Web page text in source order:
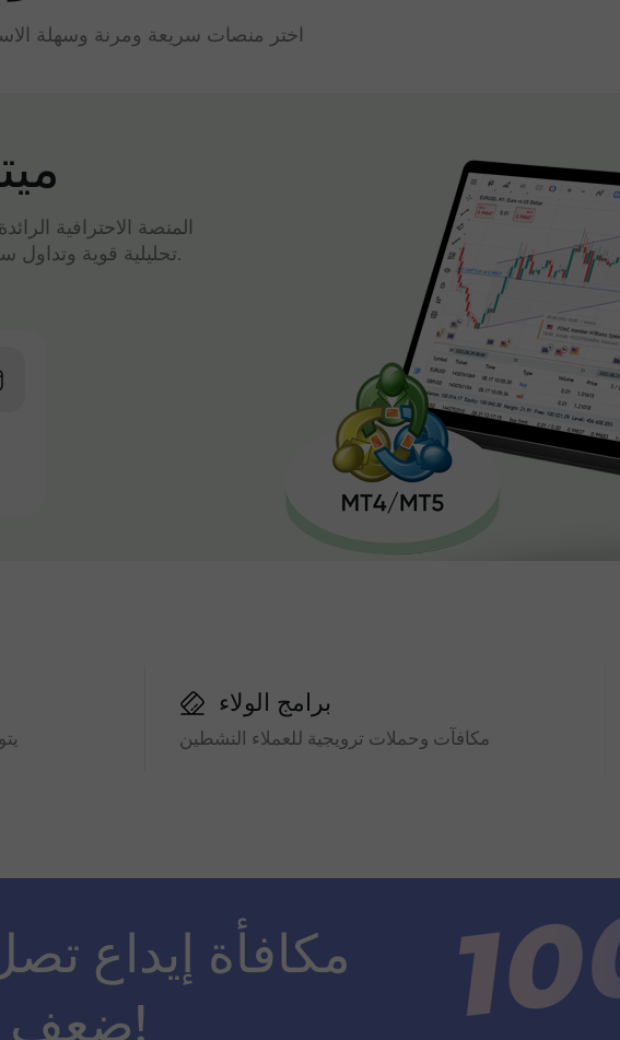
اختر منصات سريعة ومرنة وسهلة
المنصة الاحترافية
تحليلية قوية وتداول سريع، كل ذلك في واجهة واحدة.
برامج الولاء
مكافآت وحملات ترويجية للعملاء النشطين
ضعف مبلغ الإيداع!